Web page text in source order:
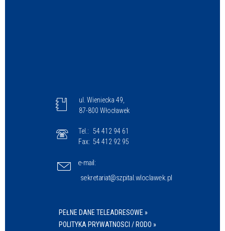
ul. Wieniecka 49,
87-800 Włocławek
Tel.: 54 412 94 61
Fax: 54 412 92 95
e-mail:
sekretariat@szpital.wloclawek.pl
PEŁNE DANE TELEADRESOWE »
POLITYKA PRYWATNOSCI / RODO »